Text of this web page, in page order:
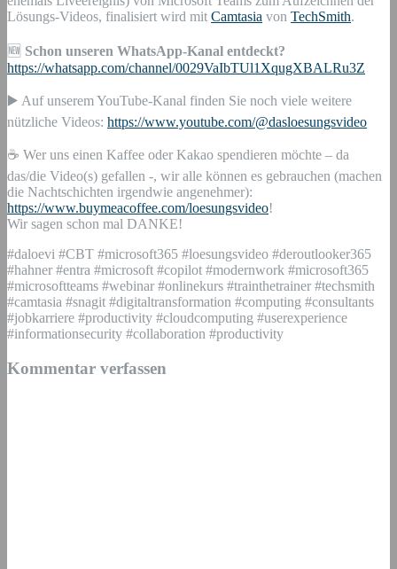
Lösungs-Videos, finalisiert wird mit Camtasia von TechSmith.
🆕 Schon unseren WhatsApp-Kanal entdeckt?
https://whatsapp.com/channel/0029VaIbTUl1XqugXBALRu3Z
▶️ Auf unserem YouTube-Kanal finden Sie noch viele weitere
nützliche Videos: https://www.youtube.com/@dasloesungsvideo
☕ Wer uns einen Kaffee oder Kakao spendieren möchte – da
das/die Video(s) gefallen -, wir alle können es gebrauchen (machen
die Nachtschichten irgendwie angenehmer):
https://www.buymeacoffee.com/loesungsvideo!
Wir sagen schon mal DANKE!
#daloevi #CBT #microsoft365 #loesungsvideo #deroutlooker365
#hahner #entra #microsoft #copilot #modernwork #microsoft365
#microsoftteams #webinar #onlinekurs #trainthetrainer #techsmith
#camtasia #snagit #digitaltransformation #computing #consultants
#jobkarriere #productivity #cloudcomputing #userexperience
#informationsecurity #collaboration #productivity
Kommentar verfassen